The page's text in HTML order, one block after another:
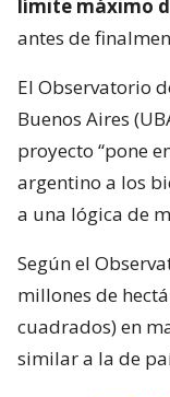
límite máximo
antes de
El Observatorio
Buenos Aires
proyecto “pone
argentino a los
a una lógica de
Según el
millones de
cuadrados) en
similar a la de